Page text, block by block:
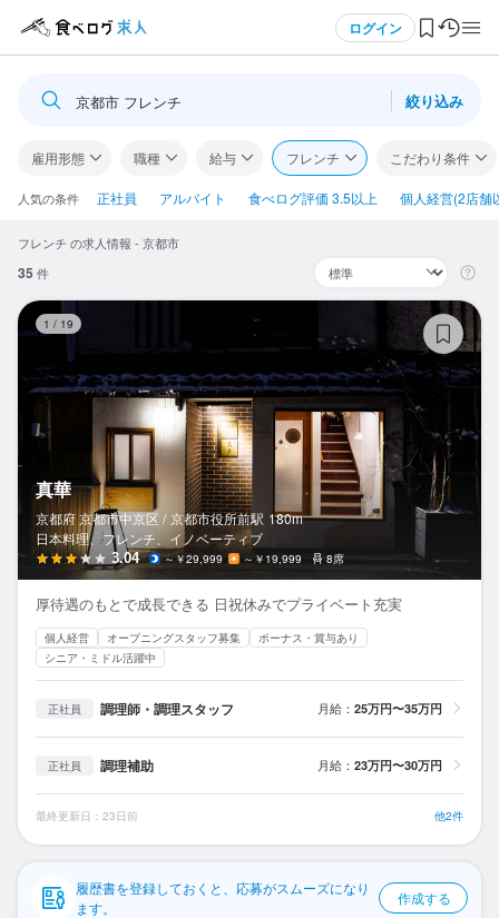
ログイン
ログイン・無料会員登録
食べログ求人TOP
求人検索
気になる求人
検索履歴・保存した条件
応募履歴
WEB履歴書
スカウト・メルマガ受信設定
ヘルプ・お問い合わせフォーム
掲載をご検討の店舗様へ
プライバシーポリシー
企業情報
京都市 フレンチ 絞り込み
雇用形態 職種 給与 フレンチ こだわり条件
人気の条件 正社員 アルバイト 食べログ評価 3.5以上 個人経営(2店舗
フレンチ の求人情報 - 京都市
35 件
1 / 19
真華
京都府 京都市中京区 / 京都市役所前駅 180m
日本料理、フレンチ、イノベーティブ
3.04 ～￥29,999 ～￥19,999 8席
厚待遇のもとで成長できる 日祝休みでプライベート充実
個人経営 オープニングスタッフ募集
ボーナス・賞与あり
シニア・ミドル活躍中
正社員 調理師・調理スタッフ 月給： 25万円〜35万円
正社員 調理補助 月給： 23万円〜30万円
最終更新日：23日前 他2件
履歴書を登録しておくと、応募がスムーズになり
ます。
作成する